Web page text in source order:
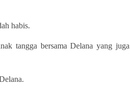
habis.
tangga bersama Delana yang juga